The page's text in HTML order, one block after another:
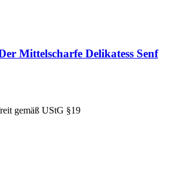
Mittelscharfe Delikatess Senf
gemäß UStG §19